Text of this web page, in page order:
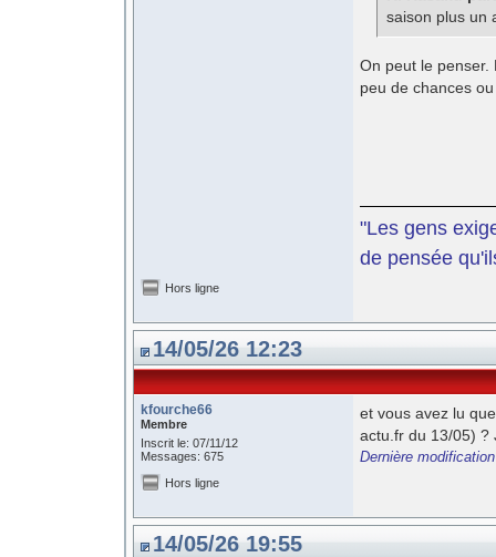
saison plus un
On peut le penser.
peu de chances
"Les gens
de pensée
Hors ligne
14/05/26 12:23
kfourche66
Membre
Inscrit le: 07/11/12
Messages: 675
et vous avez lu
actu.fr du 13/05) ?
Dernière
Hors ligne
14/05/26 19:55